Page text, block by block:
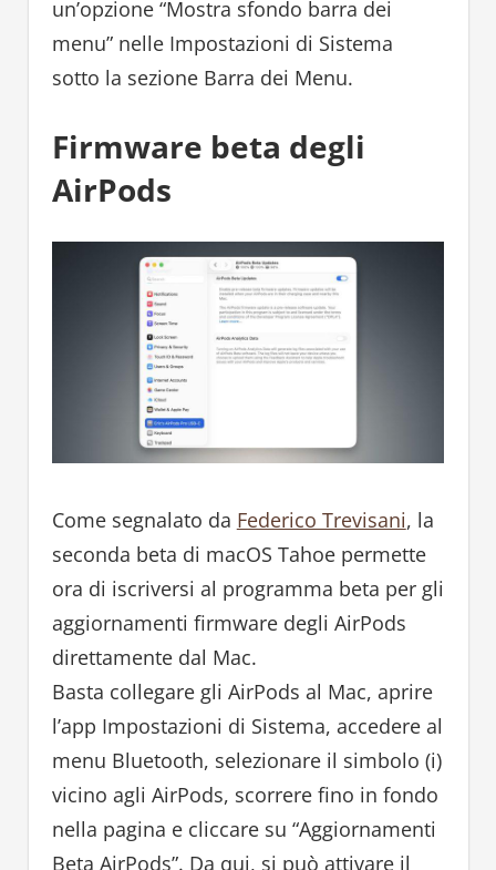
un’opzione “Mostra sfondo barra dei
menu” nelle Impostazioni di Sistema
sotto la sezione Barra dei Menu.
Firmware beta degli
AirPods
Come segnalato da Federico Trevisani, la
seconda beta di macOS Tahoe permette
ora di iscriversi al programma beta per gli
aggiornamenti firmware degli AirPods
direttamente dal Mac.
Basta collegare gli AirPods al Mac, aprire
l’app Impostazioni di Sistema, accedere al
menu Bluetooth, selezionare il simbolo (i)
vicino agli AirPods, scorrere fino in fondo
nella pagina e cliccare su “Aggiornamenti
Beta AirPods”. Da qui, si può attivare il